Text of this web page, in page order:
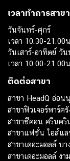
เวลาทำการสาขา
วันจันทร์-ศุกร์
เวลา 10.30-21.00น.
วันเสาร์-อาทิตย์ วั
เวลา 10.00-21.00น.
ติดต่อสาขา
สาขา HeadQ อ่อน
สาขาฟิวเจอร์พาร์ค
สาขาซีคอน ศรีนคริ
สาขาแฟชั่น ไอส์แล
สาขาเดอะมอลล์ บา
สาขาเดอะมอลล์ งา